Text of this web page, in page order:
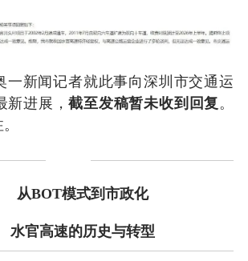
一新闻记者就此事向深圳市交通运
新进展，截至发稿暂未收到回复。
从BOT模式到市政化
水官高速的历史与转型